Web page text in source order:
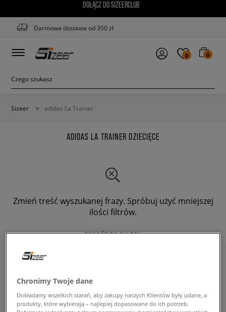
DOŁĄCZ DO SIZEERCLUB
Darmowa dostawa od 350 zł
0 0
Sizeer > adidas La Trainer
ADIDAS LA TRAINER DZIECIĘCE
Zmień treść wyszukanej frazy. Spróbuj użyć mniejszej
ilości filtrów.
POWRÓT DO SKLEPU
Dziecięce sneakersy dla ciekawych
Chronimy Twoje dane
Dokładamy wszelkich starań, aby zakupy naszych Klientów były udane, a
produkty, które wybierają – najlepiej dopasowane do ich potrzeb.